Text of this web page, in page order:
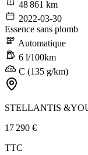
48 861 km
2022-03-30
Essence sans plomb
Automatique
6 l/100km
C (135 g/km)
STELLANTIS
17 290 €
TTC